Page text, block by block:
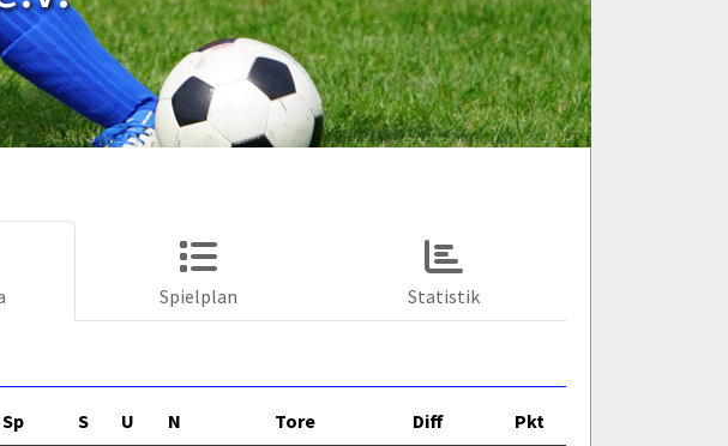
Spielplan Statistik
Sp S U N Tore Diff Pkt